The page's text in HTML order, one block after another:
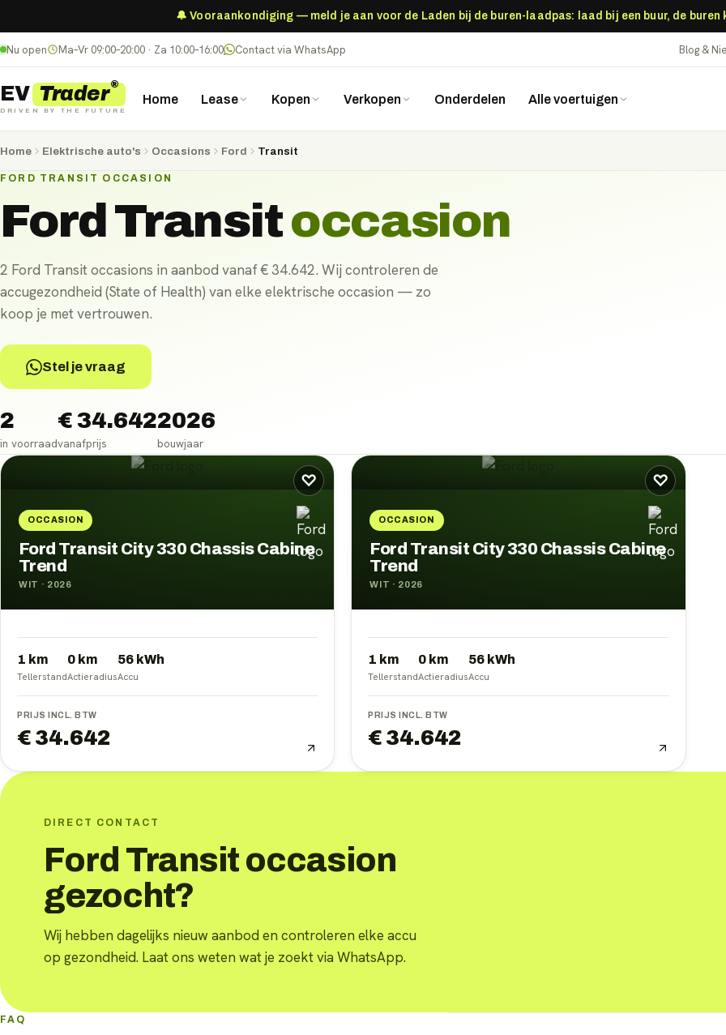
🔔 Vooraankondiging — meld je aan voor de Laden bij de buren-laadpas: laad bij een buur, de
Nu open Ma–Vr 09:00–20:00 · Za 10:00–16:00 Contact via WhatsApp Blog &
EV Trader®
DRIVEN BY THE FUTURE
Home Lease Kopen Verkopen Onderdelen Alle voertuigen
Home Elektrische auto's Occasions Ford Transit
FORD TRANSIT OCCASION
Ford Transitoccasion
2 Ford Transit occasions in aanbod vanaf € 34.642. Wij controleren de
accugezondheid (State of Health) van elke elektrische occasion — zo
koop je met vertrouwen.
Stel je vraag
2
in voorraad
€ 34.642
vanafprijs
2026
bouwjaar
Ford Transit occasions
♡
OCCASION
Ford Transit City 330 Chassis Cabine
Trend
WIT · 2026
1 km
Tellerstand
0 km
Actieradius
56 kWh
Accu
PRIJS INCL. BTW
€ 34.642
♡
OCCASION
Ford Transit City 330 Chassis Cabine
Trend
WIT · 2026
1 km
Tellerstand
0 km
Actieradius
56 kWh
Accu
PRIJS INCL. BTW
€ 34.642
DIRECT CONTACT
Ford Transit occasion
gezocht?
Wij hebben dagelijks nieuw aanbod en controleren elke accu
op gezondheid. Laat ons weten wat je zoekt via WhatsApp.
FAQ